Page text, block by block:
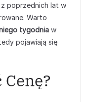
poprzednich lat w
Warto
tygodnia w
pojawiają się